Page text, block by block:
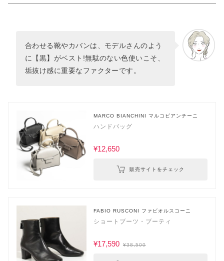
合わせる靴やカバンは、モデルさんのよう
に【黒】がベスト!無駄のない色使いこそ、
垢抜け感に重要なファクターです。
MARCO BIANCHINI マルコビアンチーニ
ハンドバッグ
¥12,650
販売サイトをチェック
FABIO RUSCONI ファビオルスコーニ
ショートブーツ・ブーティ
¥17,590 ¥38,500